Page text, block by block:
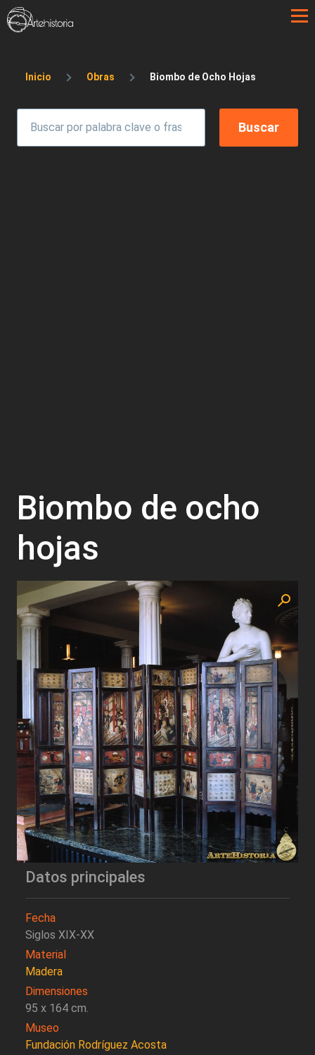
Pasar al contenido principal
Sobrescribir enlaces de ayuda a la
Inicio Obras Biombo de Ocho Hojas
Biombo de ocho
hojas
Datos principales
Fecha
Siglos XIX-XX
Material
Madera
Dimensiones
95 x 164 cm.
Museo
Fundación Rodríguez Acosta